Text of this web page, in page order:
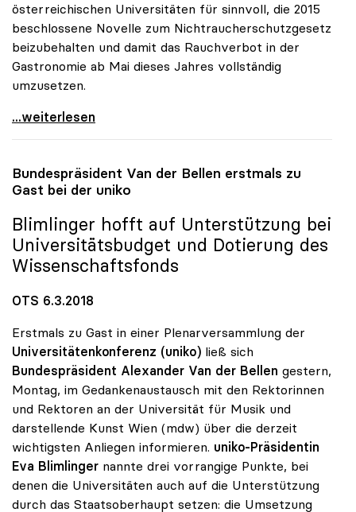
österreichischen Universitäten für sinnvoll, die 2015
beschlossene Novelle zum Nichtraucherschutzgesetz
beizubehalten und damit das Rauchverbot in der
Gastronomie ab Mai dieses Jahres vollständig
umzusetzen.
uniko-Plenum unterstützt Volksbegehren zum
...weiterlesen
Bundespräsident Van der Bellen erstmals zu
Gast bei der uniko
Blimlinger hofft auf Unterstützung bei
Universitätsbudget und Dotierung des
Wissenschaftsfonds
OTS 6.3.2018
Erstmals zu Gast in einer Plenarversammlung der
Universitätenkonferenz (uniko) ließ sich
Bundespräsident Alexander Van der Bellen gestern,
Montag, im Gedankenaustausch mit den Rektorinnen
und Rektoren an der Universität für Musik und
darstellende Kunst Wien (mdw) über die derzeit
wichtigsten Anliegen informieren. uniko-Präsidentin
Eva Blimlinger nannte drei vorrangige Punkte, bei
denen die Universitäten auch auf die Unterstützung
durch das Staatsoberhaupt setzen: die Umsetzung